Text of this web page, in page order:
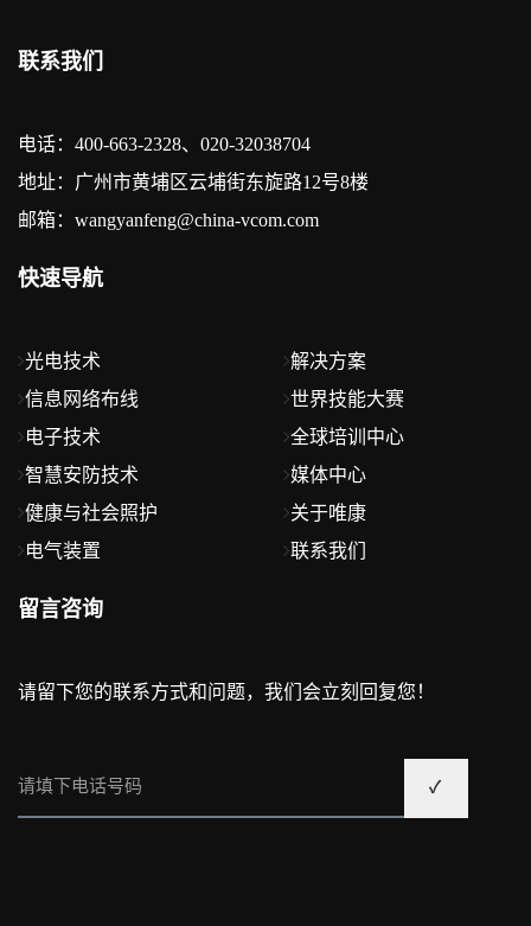
联系我们
电话：400-663-2328、020-32038704
地址：广州市黄埔区云埔街东旋路12号8楼
邮箱：wangyanfeng@china-vcom.com
快速导航
光电技术
信息网络布线
电子技术
智慧安防技术
健康与社会照护
电气装置
解决方案
世界技能大赛
全球培训中心
媒体中心
关于唯康
联系我们
留言咨询
请留下您的联系方式和问题，我们会立刻回复您！